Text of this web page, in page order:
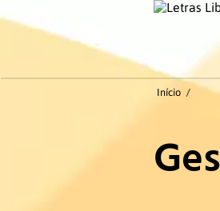
Início /